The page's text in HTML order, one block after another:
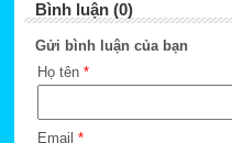
Bình luận (0)
Gửi bình luận của bạn
Họ tên *
Email *